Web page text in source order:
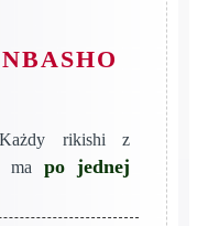
rikishi z
ma po jednej